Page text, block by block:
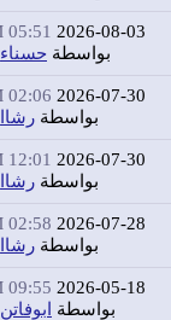
2026-08-03
05:51 PM
بواسطة حسناء
2026-07-30
02:06 PM
بواسطة رشاا
2026-07-30
12:01 PM
بواسطة رشاا
2026-07-28
02:58 PM
بواسطة رشاا
2026-05-18
09:55 PM
بواسطة
ابوفاتن